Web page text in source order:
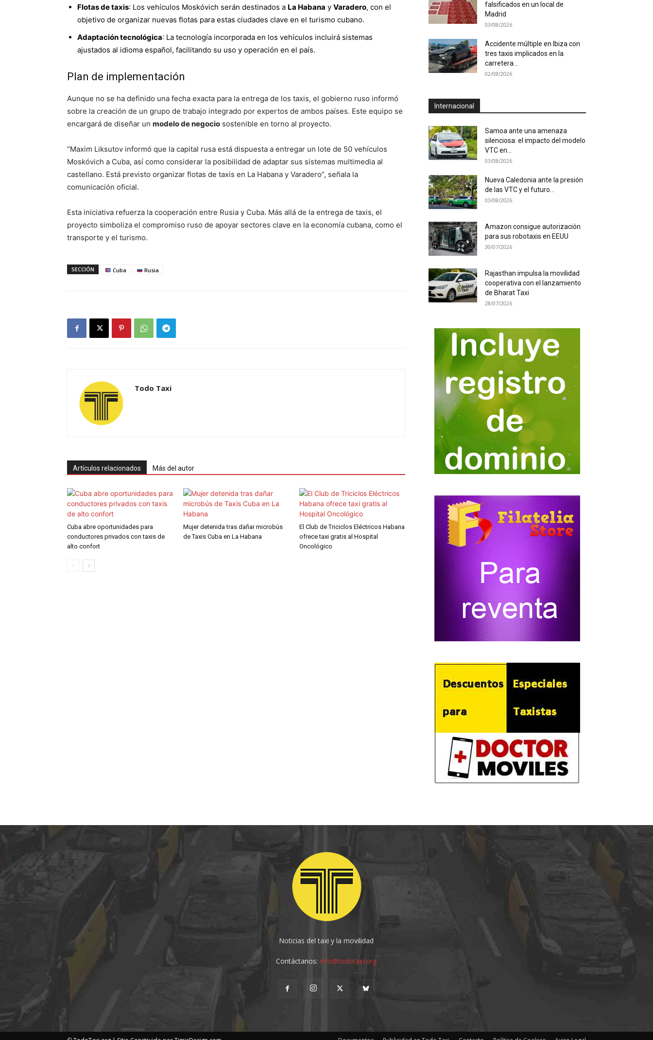
Flotas de taxis: Los vehículos Moskóvich serán destinados a La Habana y Varadero, con el
objetivo de organizar nuevas flotas para estas ciudades clave en el turismo cubano.
Adaptación tecnológica: La tecnología incorporada en los vehículos incluirá sistemas
ajustados al idioma español, facilitando su uso y operación en el país.
Plan de implementación
Aunque no se ha definido una fecha exacta para la entrega de los taxis, el gobierno ruso informó
sobre la creación de un grupo de trabajo integrado por expertos de ambos países. Este equipo se
encargará de diseñar un modelo de negocio sostenible en torno al proyecto.
“Maxim Liksutov informó que la capital rusa está dispuesta a entregar un lote de 50 vehículos
Moskóvich a Cuba, así como considerar la posibilidad de adaptar sus sistemas multimedia al
castellano. Está previsto organizar flotas de taxis en La Habana y Varadero”, señala la
comunicación oficial.
Esta iniciativa refuerza la cooperación entre Rusia y Cuba. Más allá de la entrega de taxis, el
proyecto simboliza el compromiso ruso de apoyar sectores clave en la economía cubana, como el
transporte y el turismo.
SECCIÓN Cuba Rusia
Todo Taxi
Artículos relacionados Más del autor
Cuba abre oportunidades para
conductores privados con taxis de
alto confort
Mujer detenida tras dañar microbús
de Taxis Cuba en La Habana
El Club de Triciclos Eléctricos Habana
ofrece taxi gratis al Hospital
Oncológico
falsificados en un local de
Madrid
03/08/2026
Accidente múltiple en Ibiza con
tres taxis implicados en la
carretera...
02/08/2026
Internacional
Samoa ante una amenaza
silenciosa: el impacto del modelo
VTC en...
03/08/2026
Nueva Caledonia ante la presión
de las VTC y el futuro...
03/08/2026
Amazon consigue autorización
para sus robotaxis en EEUU
30/07/2026
Rajasthan impulsa la movilidad
cooperativa con el lanzamiento
de Bharat Taxi
28/07/2026
Noticias del taxi y la movilidad
Contáctanos:info@todotaxi.org